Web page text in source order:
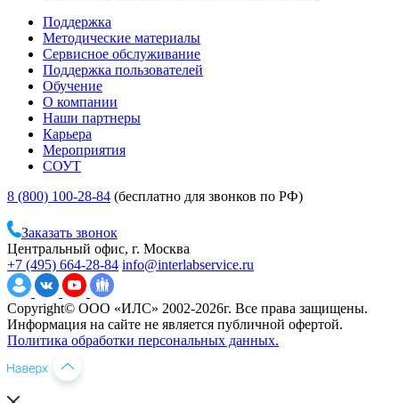
Поддержка
Методические материалы
Сервисное обслуживание
Поддержка пользователей
Обучение
О компании
Наши партнеры
Карьера
Мероприятия
СОУТ
8 (800) 100-28-84 (бесплатно для звонков по РФ)
Заказать звонок
Центральный офис, г. Москва
+7 (495) 664-28-84 info@interlabservice.ru
Copyright© ООО «ИЛС» 2002-2026г. Все права защищены.
Информация на сайте не является публичной офертой.
Политика обработки персональных данных.